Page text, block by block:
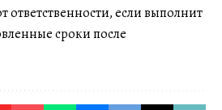
ответственности, если выполнит
сроки после